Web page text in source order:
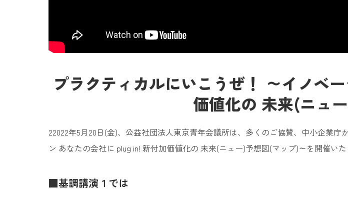
プラクティカルにいこうぜ！ ～イノベ
価値化の 未来(ニュ
22022年5月20日(金)、公益社団法人東京青年会議所は、多くのご協賛、中小企業
ン あなたの会社に plug in! 新付加価値化の 未来(ニュー)予想図(マップ)～を開催いた
■基調講演１では